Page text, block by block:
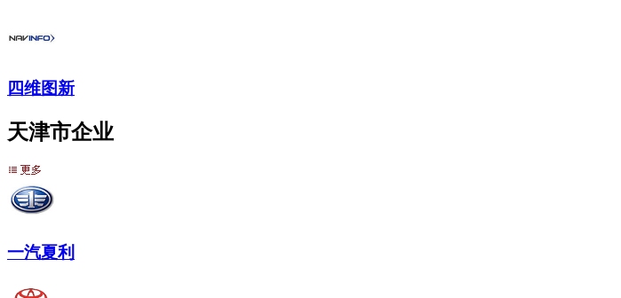
四维图新
天津市企业
一汽夏利